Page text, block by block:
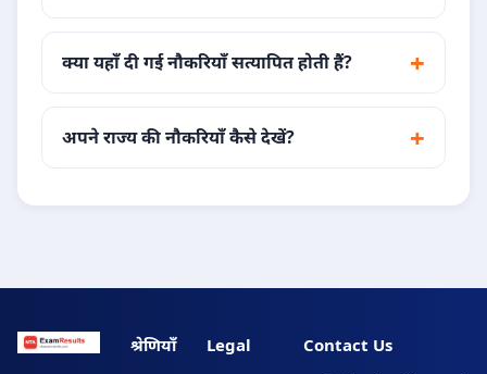
क्या यहाँ दी गई नौकरियाँ सत्यापित होती हैं?
अपने राज्य की नौकरियाँ कैसे देखें?
श्रेणियाँ Legal Contact Us